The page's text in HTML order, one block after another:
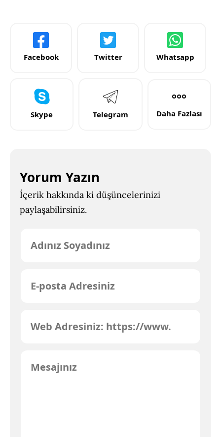
Facebook Twitter Whatsapp
Skype Telegram Daha Fazlası
Yorum Yazın
İçerik hakkında ki düşüncelerinizi
paylaşabilirsiniz.